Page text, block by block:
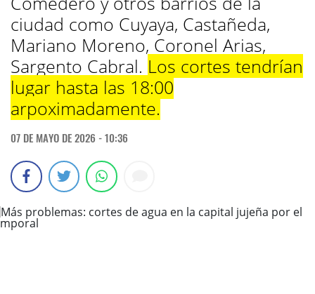
ciudad como Cuyaya, Castañeda,
Mariano Moreno, Coronel Arias,
Sargento Cabral. Los cortes tendrían
lugar hasta las 18:00
arpoximadamente.
07 DE MAYO DE 2026 - 10:36